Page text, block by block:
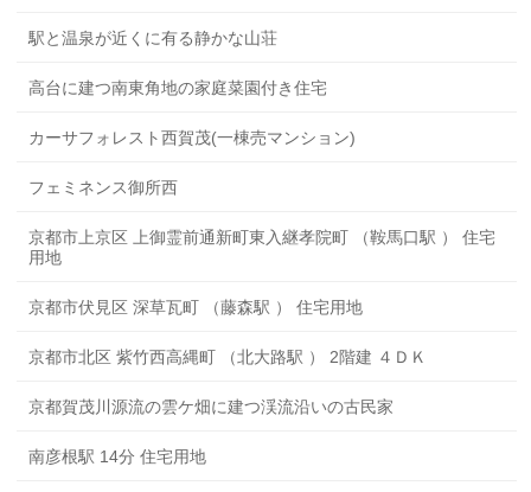
駅と温泉が近くに有る静かな山荘
高台に建つ南東角地の家庭菜園付き住宅
カーサフォレスト西賀茂(一棟売マンション)
フェミネンス御所西
京都市上京区 上御霊前通新町東入継孝院町 （鞍馬口駅 ） 住宅
用地
京都市伏見区 深草瓦町 （藤森駅 ） 住宅用地
京都市北区 紫竹西高縄町 （北大路駅 ） 2階建 ４ＤＫ
京都賀茂川源流の雲ケ畑に建つ渓流沿いの古民家
南彦根駅 14分 住宅用地